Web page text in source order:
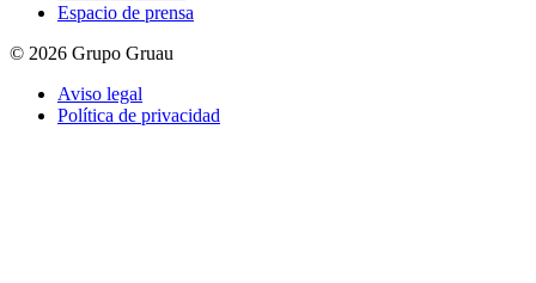
Espacio de prensa
© 2026 Grupo Gruau
Aviso legal
Política de privacidad